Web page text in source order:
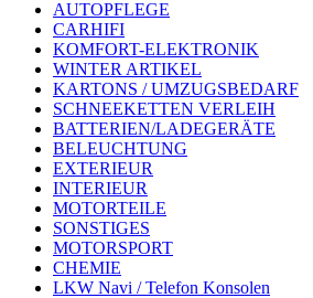
AUTOPFLEGE
CARHIFI
KOMFORT-ELEKTRONIK
WINTER ARTIKEL
KARTONS / UMZUGSBEDARF
SCHNEEKETTEN VERLEIH
BATTERIEN/LADEGERÄTE
BELEUCHTUNG
EXTERIEUR
INTERIEUR
MOTORTEILE
SONSTIGES
MOTORSPORT
CHEMIE
LKW Navi / Telefon Konsolen